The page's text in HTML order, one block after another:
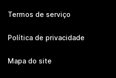
Termos de serviço
Política de privacidade
Mapa do site